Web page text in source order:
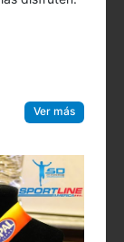
Ver más